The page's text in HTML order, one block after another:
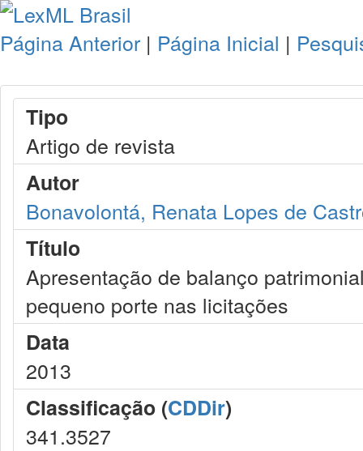
Página Anterior | Página Inicial |
Tipo
Artigo de revista
Autor
Bonavolontá, Renata Lopes de
Título
Apresentação de balanço
pequeno porte nas licitações
Data
2013
Classificação (CDDir)
341.3527